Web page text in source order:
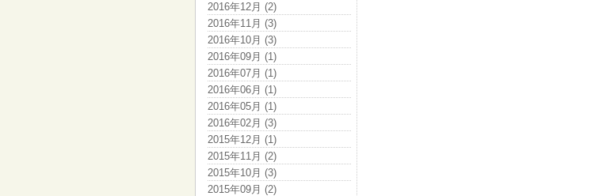
2016年12月 (2)
2016年11月 (3)
2016年10月 (3)
2016年09月 (1)
2016年07月 (1)
2016年06月 (1)
2016年05月 (1)
2016年02月 (3)
2015年12月 (1)
2015年11月 (2)
2015年10月 (3)
2015年09月 (2)